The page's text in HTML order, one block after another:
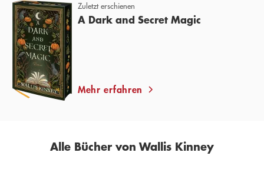
Zuletzt erschienen
A Dark and Secret Magic
Mehr erfahren
Alle Bücher von Wallis Kinney